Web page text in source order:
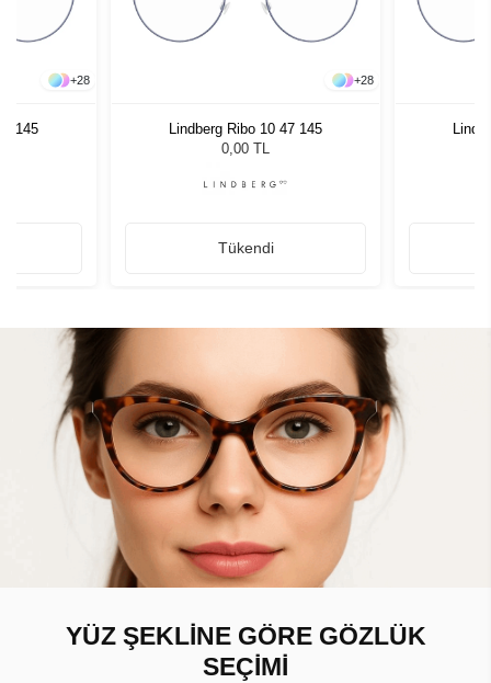
+28
145
+28
Lindberg Ribo 10 47 145
0,00 TL
Tükendi
YÜZ ŞEKLİNE GÖRE GÖZLÜK
SEÇİMİ